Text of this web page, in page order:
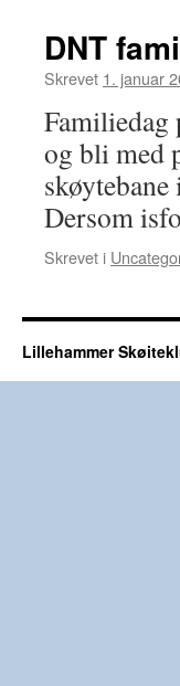
DNT
Skrevet 1. januar
Familiedag
og bli med
Dersom
Skrevet i
Lillehammer